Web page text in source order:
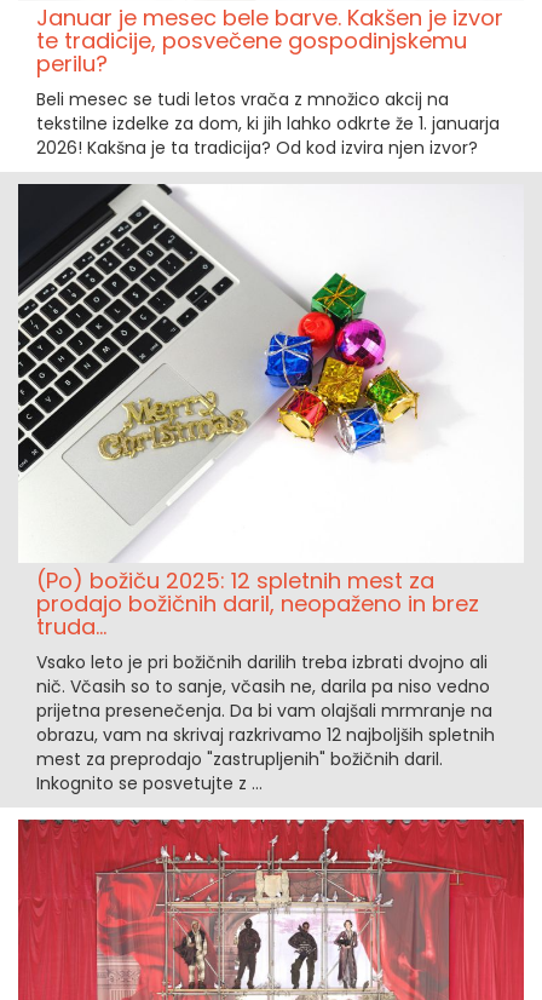
Januar je mesec bele barve. Kakšen je izvor
te tradicije, posvečene gospodinjskemu
perilu?
Beli mesec se tudi letos vrača z množico akcij na
tekstilne izdelke za dom, ki jih lahko odkrte že 1. januarja
2026! Kakšna je ta tradicija? Od kod izvira njen izvor?
(Po) božiču 2025: 12 spletnih mest za
prodajo božičnih daril, neopaženo in brez
truda...
Vsako leto je pri božičnih darilih treba izbrati dvojno ali
nič. Včasih so to sanje, včasih ne, darila pa niso vedno
prijetna presenečenja. Da bi vam olajšali mrmranje na
obrazu, vam na skrivaj razkrivamo 12 najboljših spletnih
mest za preprodajo "zastrupljenih" božičnih daril.
Inkognito se posvetujte z ...